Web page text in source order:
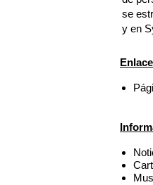
se
y en